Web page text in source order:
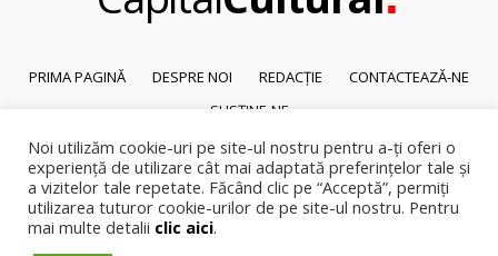
PRIMA PAGINĂ DESPRE NOI REDACȚIE
CONTACTEAZĂ-NE
SUSȚINE-NE
© 2026Capital Cultural
Reproducerea integrală sau parțială a textelor sau a ilustrațiilor din orice
pagină a site-ului este posibilă numai cu acordul prealabil scris al Capital
Noi utilizăm cookie-uri pe site-ul nostru pentru a-ți oferi o
experiență de utilizare cât mai adaptată preferințelor tale și
a vizitelor tale repetate. Făcând clic pe “Acceptă”, permiți
utilizarea tuturor cookie-urilor de pe site-ul nostru. Pentru
mai multe detalii clic aici.